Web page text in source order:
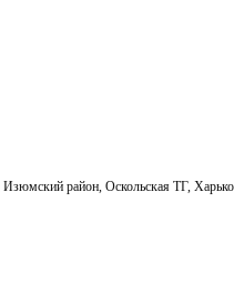
Изюмский район,Оскольская ТГ,